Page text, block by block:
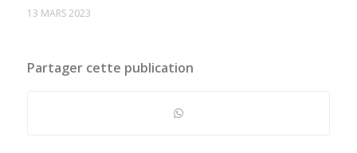
13 MARS 2023
Partager cette publication